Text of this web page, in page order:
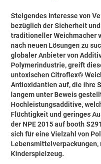
Steigendes Interesse von
bezüglich der Sicherheit
traditioneller Weichmacher
nach neuen Lösungen zu
globaler Anbieter von
Polymerindustrie, greift
untoxischen Citroflex®
Antioxidantien auf, die ihre
langem unter Beweis
Hochleistungsadditive,
Flüchtigkeit und geringes
der NPE 2015 auf booth
sich für eine Vielzahl von
Lebensmittelverpackungen,
Kinderspielzeug.